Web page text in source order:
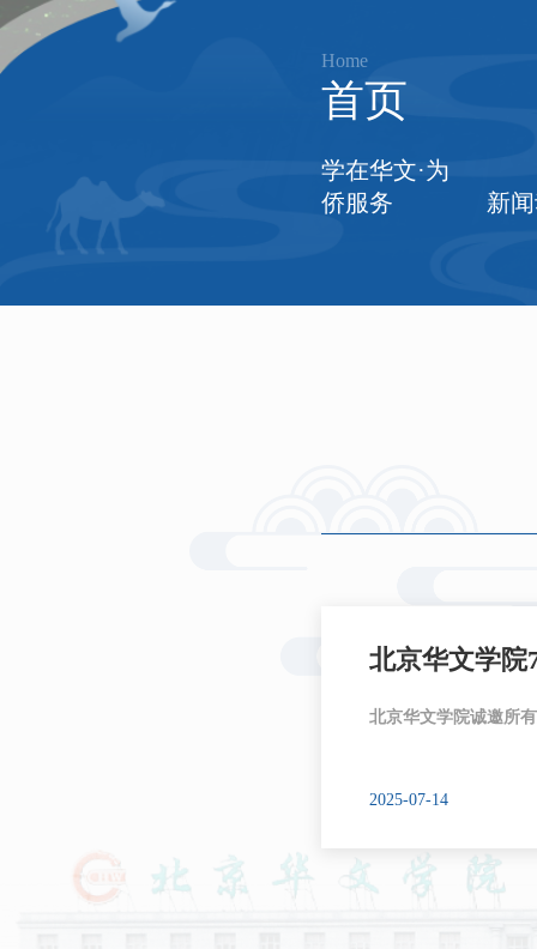
Home
首页
学在华文·为
侨服务
新
北京华文学院
北京华文学院诚邀所
2025-07-14